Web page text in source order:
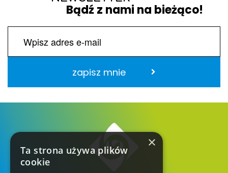
Bądź z nami na bieżąco!
zapisz mnie
×
Ta strona używa plików
cookie